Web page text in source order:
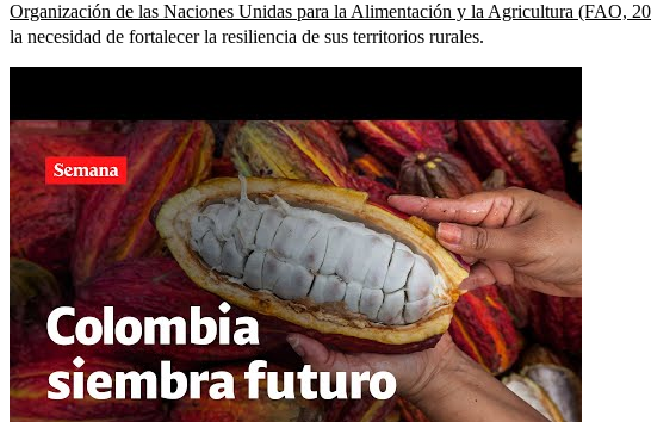
Organización de las Naciones Unidas para la Alimentación y la Agricultura (FAO,
la necesidad de fortalecer la resiliencia de sus territorios rurales.